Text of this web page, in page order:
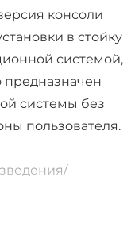
консоли
в стойку
системой,
предназначен
системы без
пользователя.
QuickQ Rack